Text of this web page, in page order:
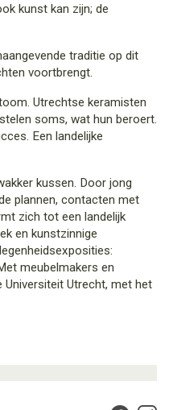
kunst kan zijn; de
traditie op dit
voortbrengt.
Utrechtse keramisten
soms, wat hun beroert.
Een landelijke
kussen. Door jong
plannen, contacten met
zich tot een landelijk
en kunstzinnige
meubelmakers en
Universiteit Utrecht, met het